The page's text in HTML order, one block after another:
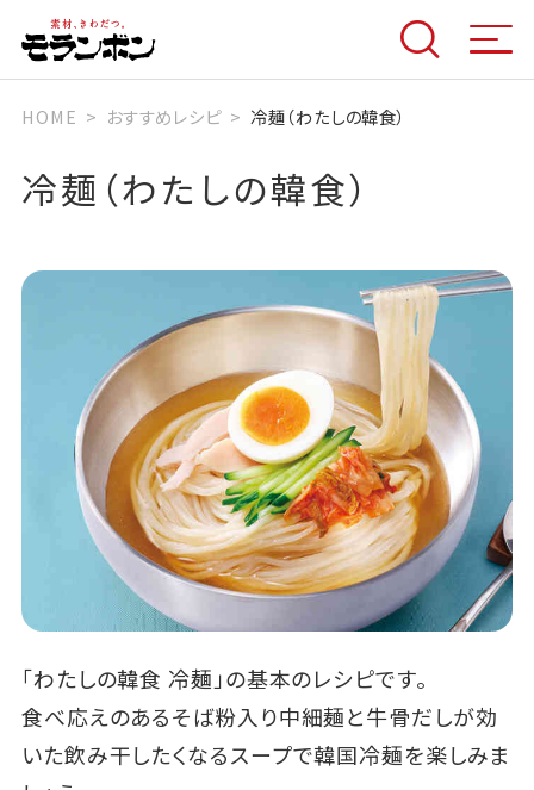
HOME おすすめレシピ 冷麺（わたしの韓食）
冷麺（わたしの韓食）
「わたしの韓食 冷麺」の基本のレシピです。
食べ応えのあるそば粉入り中細麺と牛骨だしが効
いた飲み干したくなるスープで韓国冷麺を楽しみま